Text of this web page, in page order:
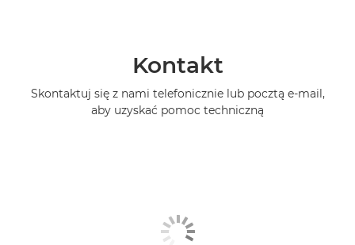
Kontakt
Skontaktuj się z nami telefonicznie lub pocztą e-mail,
aby uzyskać pomoc techniczną